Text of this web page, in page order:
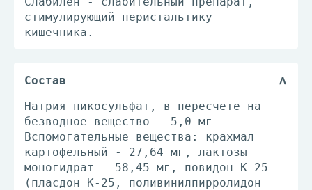
стимулирующий перистальтику
кишечника.
Состав
Натрия пикосульфат, в пересчете на
безводное вещество - 5,0 мг
Вспомогательные вещества: крахмал
картофельный - 27,64 мг, лактозы
моногидрат - 58,45 мг, повидон К-25
(пласдон К-25, поливинилпирролидон